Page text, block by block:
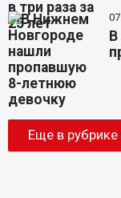
Еще в рубрике